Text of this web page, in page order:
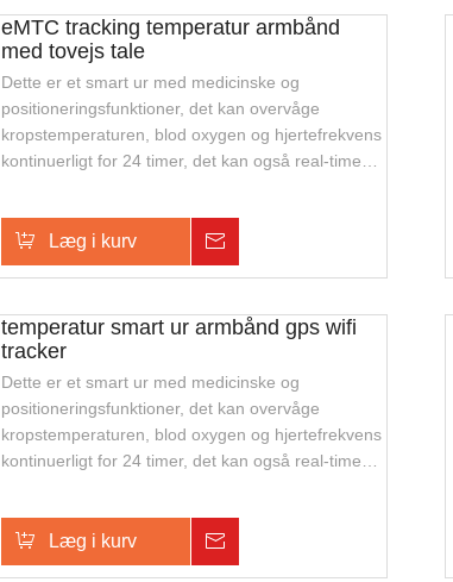
eMTC tracking temperatur armbånd
med tovejs tale
Dette er et smart ur med medicinske og
positioneringsfunktioner, det kan overvåge
kropstemperaturen, blod oxygen og hjertefrekvens
kontinuerligt for 24 timer, det kan også real-time
til udendørs sikkerhedssporing og overvågning af
ældre eller enkeltpersoner.
Læg i kurv
temperatur smart ur armbånd gps wifi
tracker
Dette er et smart ur med medicinske og
positioneringsfunktioner, det kan overvåge
kropstemperaturen, blod oxygen og hjertefrekvens
kontinuerligt for 24 timer, det kan også real-time
til udendørs sikkerhedssporing og overvågning af
ældre eller enkeltpersoner.
Læg i kurv